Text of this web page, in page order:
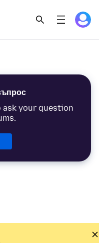
ask your question